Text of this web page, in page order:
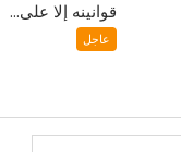
قوانينه إلا على...
عاجل